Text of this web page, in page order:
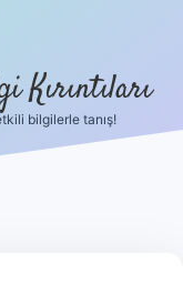
Kırıntıları
bilgilerle tanış!